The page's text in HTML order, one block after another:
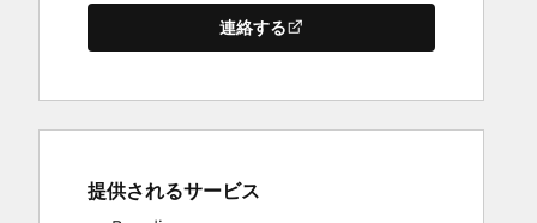
連絡する
提供されるサービス